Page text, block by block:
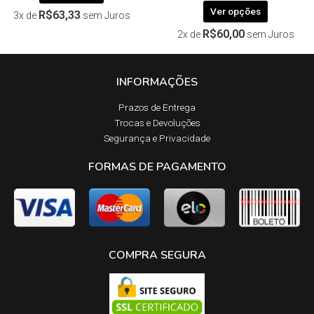
3x de R$63,33 sem Juros Ver opções
2x de R$60,00 sem Juros
INFORMAÇÕES
Prazos de Entrega​
Trocas e Devoluções​
Segurança e Privacidade
FORMAS DE PAGAMENTO
COMPRA SEGURA